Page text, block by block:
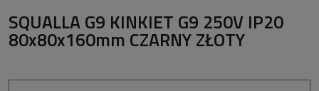
SQUALLA G9 KINKIET G9 250V IP20
80x80x160mm CZARNY ZŁOTY